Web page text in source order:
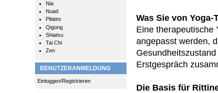
Nia
Nuad
Pilates
Qigong
Shiatsu
Tai Chi
Zen
BENUTZERANMELDUNG
Einloggen/Registrieren
Was Sie von
Eine therapeutische
angepasst werden,
Erstgespräch
Die Basis für